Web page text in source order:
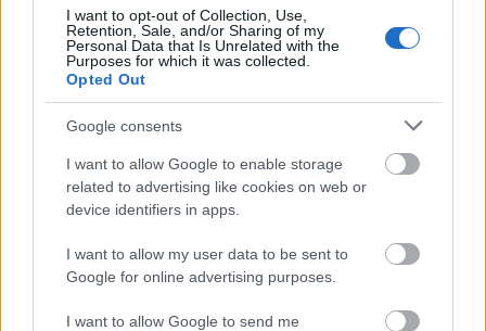
I want to opt-out of Collection, Use,
Retention, Sale, and/or Sharing of my
Personal Data that Is Unrelated with the
Purposes for which it was collected.
Opted Out
Google consents
I want to allow Google to enable storage
related to advertising like cookies on web or
device identifiers in apps.
I want to allow my user data to be sent to
Google for online advertising purposes.
I want to allow Google to send me
ÉLETMÓD